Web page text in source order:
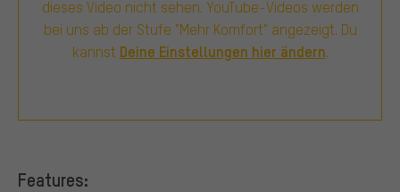
dieses Video nicht sehen. YouTube-Videos werden
bei uns ab der Stufe "Mehr Komfort" angezeigt. Du
kannst Deine Einstellungen hier ändern.
Features: